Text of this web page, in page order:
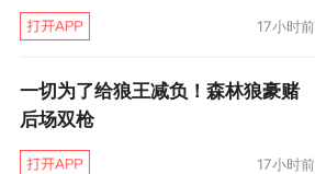
17小时前
一切为了给狼王减负！森林狼豪赌
后场双枪
17小时前